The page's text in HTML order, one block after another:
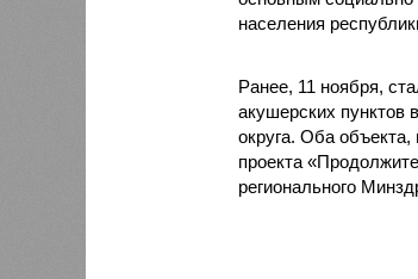
населения
Ранее, 11 ноября,
акушерских пунктов
округа. Оба
проекта
регионального